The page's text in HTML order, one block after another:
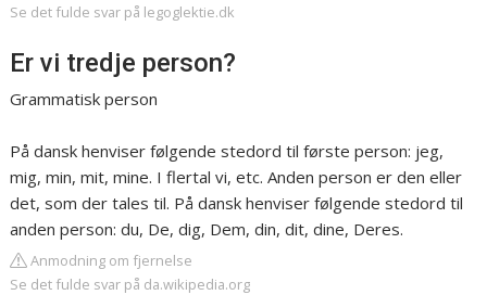
Se det fulde svar på legoglektie.dk
Er vi tredje person?
Grammatisk person
På dansk henviser følgende stedord til første person: jeg,
mig, min, mit, mine. I flertal vi, etc. Anden person er den eller
det, som der tales til. På dansk henviser følgende stedord til
anden person: du, De, dig, Dem, din, dit, dine, Deres.
Anmodning om fjernelse
Se det fulde svar på da.wikipedia.org